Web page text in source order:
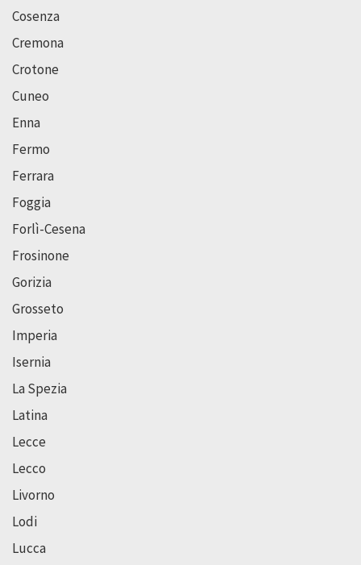
Cosenza
Cremona
Crotone
Cuneo
Enna
Fermo
Ferrara
Foggia
Forlì-Cesena
Frosinone
Gorizia
Grosseto
Imperia
Isernia
La Spezia
Latina
Lecce
Lecco
Livorno
Lodi
Lucca